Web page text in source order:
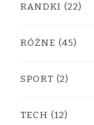
RANDKI (22)
RÓŻNE (45)
SPORT (2)
TECH (12)